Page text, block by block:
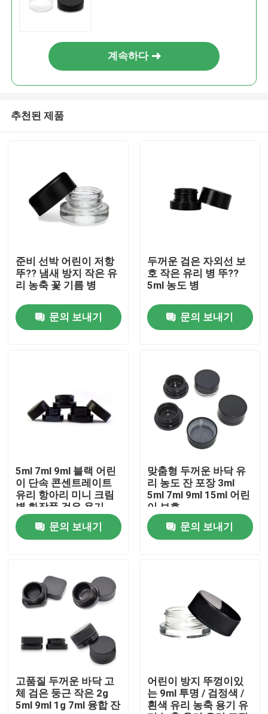
제품
우리에 대하여
공장 여행
연락주세요
인용문을 요구하세요
글라스 정광 병
계속하다
추천된 제품
준비 선박 어린이 저항
뚜?? 냄새 방지 작은 유
리 농축 꽃 기름 병
문의 보내기
두꺼운 검은 자외선 보
호 작은 유리 병 뚜??
5ml 농도 병
문의 보내기
5ml 7ml 9ml 블랙 어린
이 단속 콘센트레이트
유리 항아리 미니 크림
병 화장품 검은 용기
뚜?? 이 있는 항아리
문의 보내기
맞춤형 두꺼운 바닥 유
리 농도 잔 포장 3ml
5ml 7ml 9ml 15ml 어린
이 보호
문의 보내기
고품질 두꺼운 바닥 고
체 검은 둥근 작은 2g
5ml 9ml 1g 7ml 융합 잔
어린이 방지 뚜껑이있
는 9ml 투명 / 검정색 /
흰색 유리 농축 용기 유